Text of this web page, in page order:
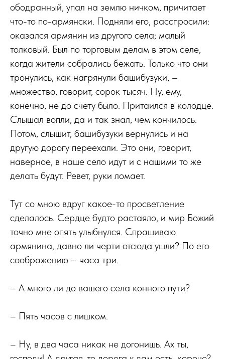
ободранный, упал на землю ничком, причитает
что-то по-армянски. Подняли его, расспросили:
оказался армянин из другого села; малый
толковый. Был по торговым делам в этом селе,
когда жители собрались бежать. Только что они
тронулись, как нагрянули башибузуки, –
множество, говорит, сорок тысяч. Ну, ему,
конечно, не до счету было. Притаился в колодце.
Слышал вопли, да и так знал, чем кончилось.
Потом, слышит, башибузуки вернулись и на
другую дорогу переехали. Это они, говорит,
наверное, в наше село идут и с нашими то же
делать будут. Ревет, руки ломает.
Тут со мною вдруг какое-то просветление
сделалось. Сердце будто растаяло, и мир Божий
точно мне опять улыбнулся. Спрашиваю
армянина, давно ли черти отсюда ушли? По его
соображению – часа три.
– А много ли до вашего села конного пути?
– Пять часов с лишком.
– Ну, в два часа никак не догонишь. Ах ты,